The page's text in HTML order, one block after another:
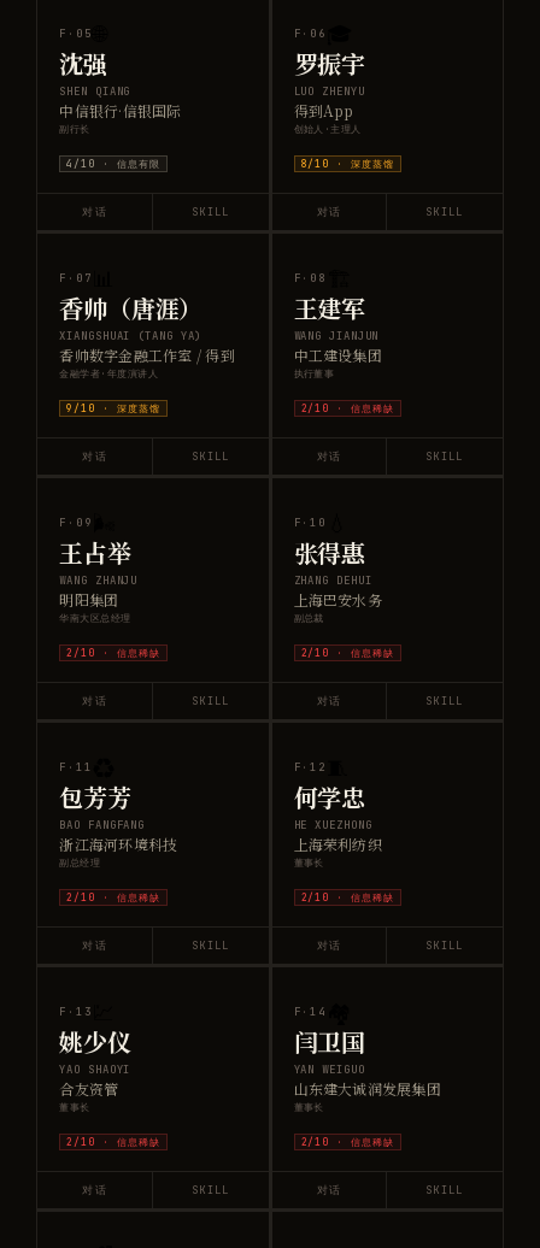
F· 05
沈强
SHEN QIANG
中信银行·信银国际
副行长
4 /10 ·信息有限
对话 SKILL
F· 06
罗振宇
LUO ZHENYU
得到App
创始人·主理人
8 /10 ·深度蒸馏
对话 SKILL
F· 07
香帅（唐涯）
XIANGSHUAI (TANG YA)
香帅数字金融工作室 / 得到
金融学者·年度演讲人
9 /10 ·深度蒸馏
对话 SKILL
F· 08
王建军
WANG JIANJUN
中工建设集团
执行董事
2 /10 ·信息稀缺
对话 SKILL
F· 09
王占举
WANG ZHANJU
明阳集团
华南大区总经理
2 /10 ·信息稀缺
对话 SKILL
F·10
张得惠
ZHANG DEHUI
上海巴安水务
副总裁
2 /10 ·信息稀缺
对话 SKILL
F·11
包芳芳
BAO FANGFANG
浙江海河环境科技
副总经理
2 /10 ·信息稀缺
对话 SKILL
F·12
何学忠
HE XUEZHONG
上海荣利纺织
董事长
2 /10 ·信息稀缺
对话 SKILL
F·13
姚少仪
YAO SHAOYI
合友资管
董事长
2 /10 ·信息稀缺
对话 SKILL
F·14
闫卫国
YAN WEIGUO
山东建大诚润发展集团
董事长
2 /10 ·信息稀缺
对话 SKILL